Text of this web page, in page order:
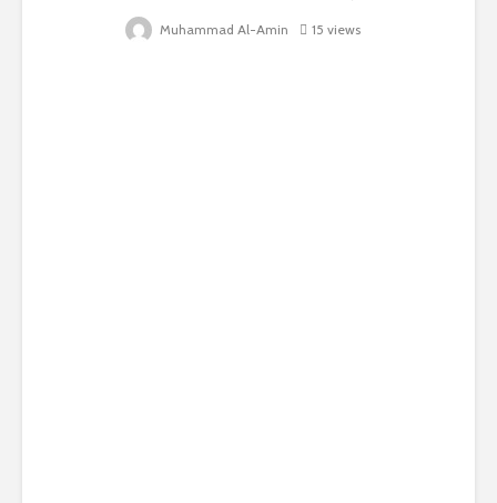
Muhammad Al-Amin 15 views